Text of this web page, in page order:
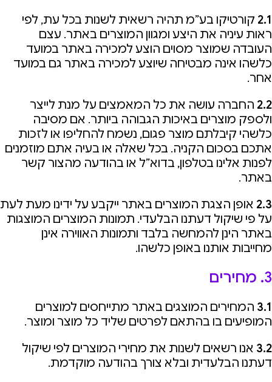
2.1 קורטיקו בע”מ תהיה רשאית לשנות בכל עת, לפי
ראות עיניה את היצע ומגוון המוצרים באתר. עצם
העובדה שמוצר מסוים הוצע למכירה באתר במועד
כלשהו אינה מבטיחה שיוצע למכירה באתר גם במועד
אחר.
2.2 החברה עושה את כל המאמצים על מנת לייצר
ולספק מוצרים באיכות הגבוהה ביותר. אם מסיבה
כלשהי קיבלתם מוצר פגום, נשמח להחליפו או לזכות
אתכם בסכום הקניה. בכל שאלה או בעיה אתם מוזמנים
לפנות אלינו בטלפון, בדוא”ל או בהודעה מהצור קשר
באתר.
2.3 אופן הצגת המוצרים באתר ייקבע על ידינו מעת לעת
על פי שיקול דעתנו הבלעדי. תמונות המוצרים המוצגות
באתר הינן להמחשה בלבד ותמונות האווירה אינן
מחייבות אותנו באופן כלשהו.
3. מחירים
3.1 המחירים המוצגים באתר מתייחסים למוצרים
המופיעים בו בהתאם לפרטים שליד כל מוצר ומוצר.
3.2 אנו רשאים לשנות את מחירי המוצרים לפי שיקול
דעתנו הבלעדית ובלא צורך בהודעה מוקדמת.